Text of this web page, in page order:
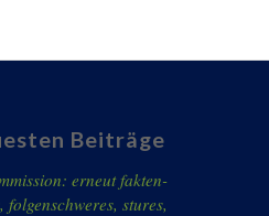
Beiträge
erneut fakten-
folgenschweres, stures,